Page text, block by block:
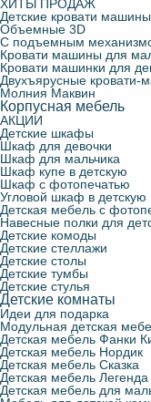
ХИТЫ ПРОДАЖ
Детские кровати машины
Объемные 3D
С подъемным
Кровати машины для
Кровати машинки для
Двухъярусные кровати-
Молния Маквин
Корпусная мебель
АКЦИИ
Детские шкафы
Шкаф для девочки
Шкаф для мальчика
Шкаф купе в детскую
Шкаф с фотопечатью
Угловой шкаф в детскую
Детская мебель с
Навесные полки для
Детские комоды
Детские стеллажи
Детские столы
Детские тумбы
Детские стулья
Детские комнаты
Идеи для подарка
Модульная детская
Детская мебель Фанки
Детская мебель Нордик
Детская мебель Сказка
Детская мебель Легенда
Детская мебель для